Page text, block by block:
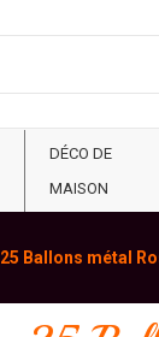
DÉCO DE
MAISON
25 Ballons métal